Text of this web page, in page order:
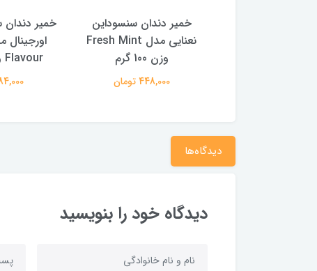
خمیر دندان سنسوداین مدل
اورجینال مدل Original
Flavour وزن 100 گرم
484,000 تومان
برق لب
160,000
دیدگاه‌ها
دیدگاه خود را بنویسید